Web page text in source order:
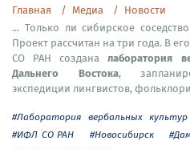
Главная Медиа
Новости
... Только ли сибирское
Проект рассчитан на три года. В
СО РАН созданалаборатория
Дальнего Востока,
экспедиции лингвистов,
#Лаборатория вербальных
#ИФЛ СО РАН
#Новосибирск